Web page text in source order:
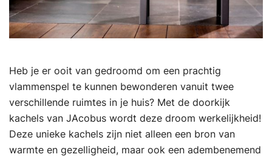
Heb je er ooit van gedroomd om een prachtig
vlammenspel te kunnen bewonderen vanuit twee
verschillende ruimtes in je huis? Met de doorkijk
kachels van JAcobus wordt deze droom werkelijkheid!
Deze unieke kachels zijn niet alleen een bron van
warmte en gezelligheid, maar ook een adembenemend